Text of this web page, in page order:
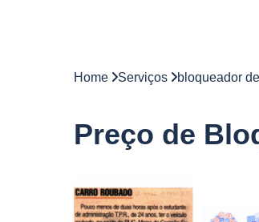
Home Serviços bloqueador
Preço de